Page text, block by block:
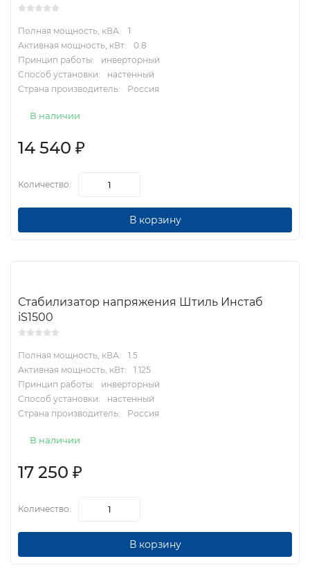
Полная мощность, кВА:
1
Активная мощность, кВт:
0.8
Принцип работы:
инверторный
Способ установки:
настенный
Страна производитель:
Россия
В наличии
14 540 ₽
Количество:
В корзину
Стабилизатор напряжения Штиль Инстаб
iS1500
Полная мощность, кВА:
1.5
Активная мощность, кВт:
1.125
Принцип работы:
инверторный
Способ установки:
настенный
Страна производитель:
Россия
В наличии
17 250 ₽
Количество:
В корзину